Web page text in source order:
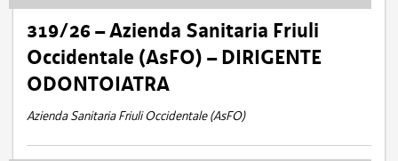
319/26 – Azienda Sanitaria Friuli
Occidentale (AsFO) – DIRIGENTE
ODONTOIATRA
Azienda Sanitaria Friuli Occidentale (AsFO)